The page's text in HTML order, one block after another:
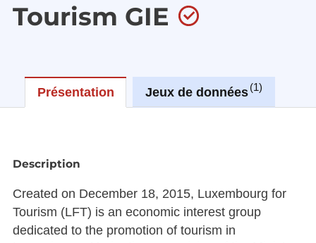
Tourism GIE
Présentation Jeux de données 1
Description
Created on December 18, 2015, Luxembourg for
Tourism (LFT) is an economic interest group
dedicated to the promotion of tourism in